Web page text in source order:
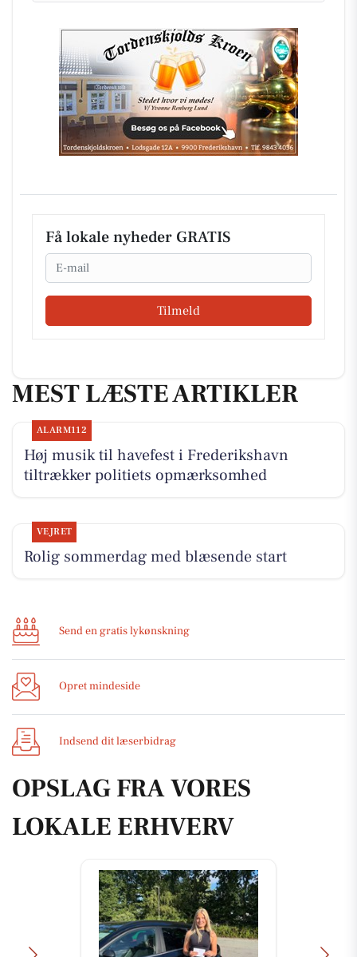
Få lokale nyheder GRATIS
Email
Tilmeld
MEST LÆSTE ARTIKLER
ALARM112
Høj musik til havefest i Frederikshavn
tiltrækker politiets opmærksomhed
VEJRET
Rolig sommerdag med blæsende start
Send en gratis lykønskning
Opret mindeside
Indsend dit læserbidrag
OPSLAG FRA VORES
LOKALE ERHVERV